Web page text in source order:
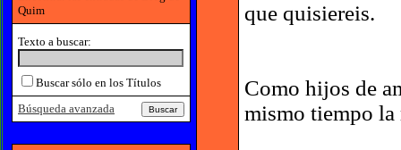
que quisiereis.
Como hijos de
mismo tiempo la
Quim
Texto a buscar:
Buscar sólo en los Títulos
Búsqueda avanzada